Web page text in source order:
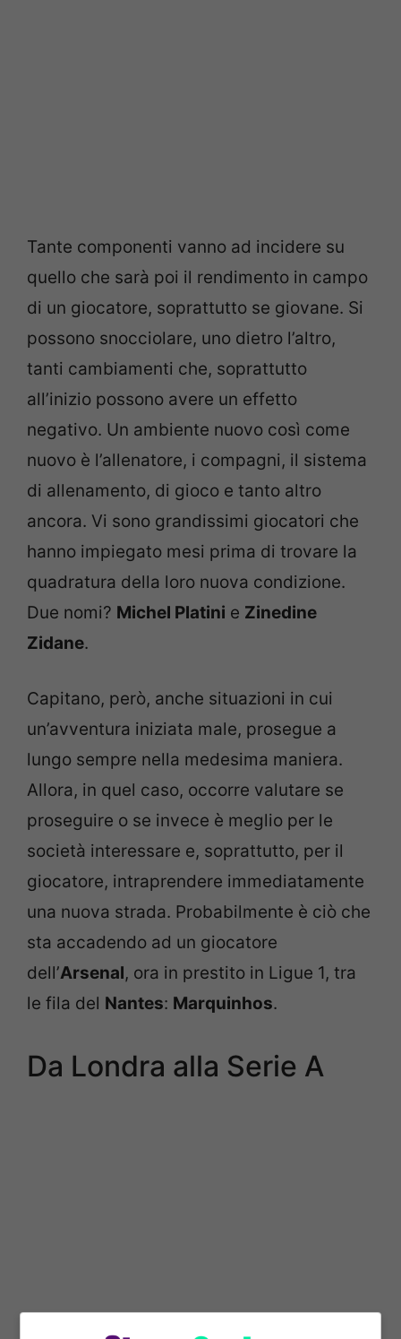
Tante componenti vanno ad incidere su
quello che sarà poi il rendimento in campo
di un giocatore, soprattutto se giovane. Si
possono snocciolare, uno dietro l’altro,
tanti cambiamenti che, soprattutto
all’inizio possono avere un effetto
negativo. Un ambiente nuovo così come
nuovo è l’allenatore, i compagni, il sistema
di allenamento, di gioco e tanto altro
ancora. Vi sono grandissimi giocatori che
hanno impiegato mesi prima di trovare la
quadratura della loro nuova condizione.
Due nomi? Michel Platini e Zinedine
Zidane.
Capitano, però, anche situazioni in cui
un’avventura iniziata male, prosegue a
lungo sempre nella medesima maniera.
Allora, in quel caso, occorre valutare se
proseguire o se invece è meglio per le
società interessare e, soprattutto, per il
giocatore, intraprendere immediatamente
una nuova strada. Probabilmente è ciò che
sta accadendo ad un giocatore
dell’Arsenal, ora in prestito in Ligue 1, tra
le fila del Nantes: Marquinhos.
Da Londra alla Serie A